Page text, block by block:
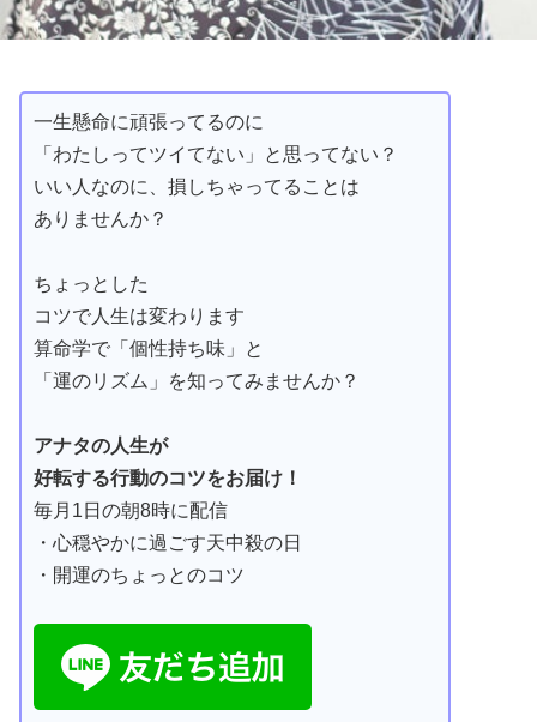
一生懸命に頑張ってるのに
「わたしってツイてない」と思ってない？
いい人なのに、損しちゃってることは
ありませんか？
ちょっとした
コツで人生は変わります
算命学で「個性持ち味」と
「運のリズム」を知ってみませんか？
アナタの人生が
好転する行動のコツをお届け！
毎月1日の朝8時に配信
・心穏やかに過ごす天中殺の日
・開運のちょっとのコツ